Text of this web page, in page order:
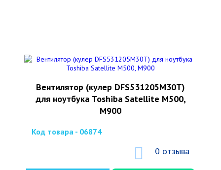
Вентилятор (кулер DFS531205M30T)
для ноутбука Toshiba Satellite M500,
M900
Код товара - 06874
0 отзыва